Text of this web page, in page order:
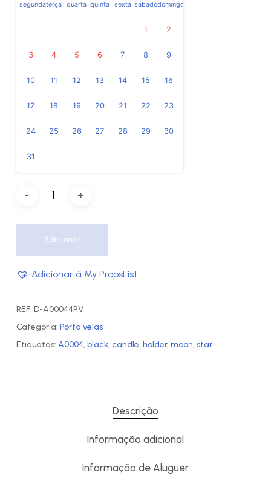
segundaterça quarta quinta sexta sábadodomingo
1 2
3 4 5 6 7 8 9
10 11 12 13 14 15 16
17 18 19 20 21 22 23
24 25 26 27 28 29 30
31
Adicionar
Adicionar à My PropsList
REF: D-A00044PV
Categoria: Porta velas
Etiquetas: A0004, black, candle, holder, moon, star
Descrição
Informação adicional
Informação de Aluguer